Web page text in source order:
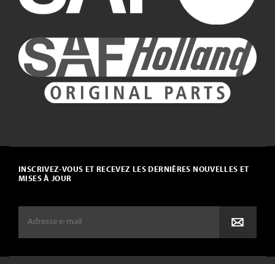
INSCRIVEZ-VOUS ET RECEVEZ LES DERNIÈRES NOUVELLES ET
MISES À JOUR